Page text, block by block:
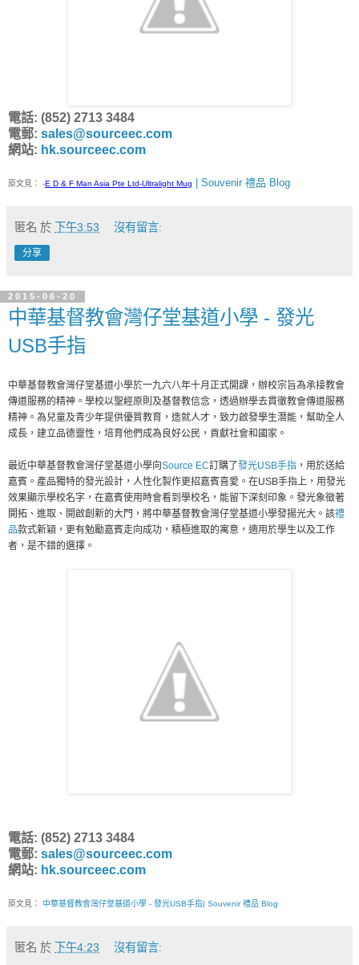
電話: (852) 2713 3484
電郵: sales@sourceec.com
網站: hk.sourceec.com
原文見： -E D & F Man Asia Pte Ltd-Ultralight Mug | Souvenir 禮品 Blog
匿名 於 下午3:53 沒有留言:
分享
2015-06-20
中華基督教會灣仔堂基道小學 - 發光
USB手指
中華基督教會灣仔堂基道小學於一九六八年十月正式開課，辦校宗旨為承接教會
傳道服務的精神。學校以聖經原則及基督教信念，透過辦學去貫徹教會傳道服務
精神。為兒童及青少年提供優質教育，造就人才，致力啟發學生潛能，幫助全人
成長，建立品德靈性，培育他們成為良好公民，貢獻社會和國家。
最近中華基督教會灣仔堂基道小學向Source EC訂購了發光USB手指 ，用於送給
嘉賓。產品獨特的發光設計，人性化製作更招嘉賓喜愛。在USB手指上，用發光
效果顯示學校名字，​​在嘉賓使用時會看到學校名，能留下深刻印象。發光象徵著
開拓、進取、開啟創新的大門，將中華基督教會灣仔堂基道小學發揚光大。該禮
品款式新穎，更有勉勵嘉賓走向成功，積極進取的寓意，適用於學生以及工作
者，是不錯的選擇。
電話: (852) 2713 3484
電郵: sales@sourceec.com
網站: hk.sourceec.com
原文見： 中華基督教會灣仔堂基道小學 - 發光USB手指| Souvenir 禮品 Blog
匿名 於 下午4:23 沒有留言: